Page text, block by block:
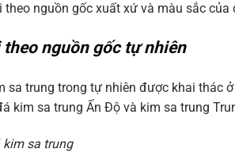
theo nguồn gốc xuất xứ và màu sắc của
theo nguồn gốc tự nhiên
sa trung trong tự nhiên được khai thác
kim sa trung Ấn Độ và kim sa trung